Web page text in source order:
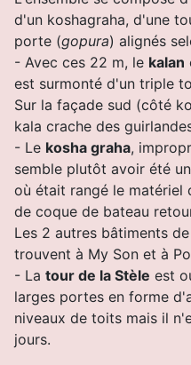
d'un koshagraha, d'une
porte (gopura) alignés
- Avec ces 22 m, le kalan
est surmonté d'un triple
Sur la façade sud (côté
kala crache des
- Le kosha graha,
semble plutôt avoir été
où était rangé le matériel
de coque de bateau
Les 2 autres bâtiments
trouvent à My Son et à
- La tour de la Stèle est
larges portes en forme
niveaux de toits mais il
jours.